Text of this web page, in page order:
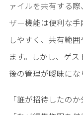
ァイルを共有する
ザー機能は便利な
しやすく、共有範
ます。しかし、ゲ
後の管理が曖昧にな
「誰が招待したのか